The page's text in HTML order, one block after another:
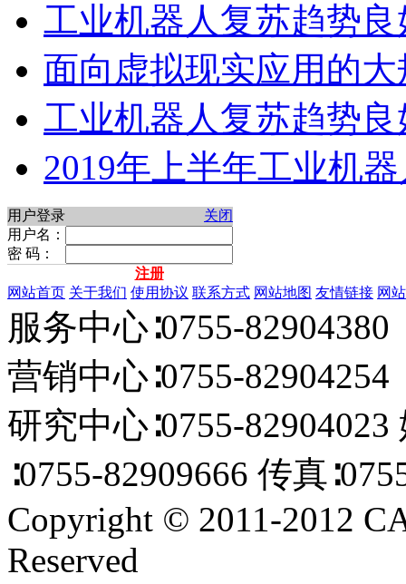
工业机器人复苏趋势
面向虚拟现实应用的
工业机器人复苏趋势
2019年上半年工业机
用户登录
关闭
用户名：
密 码：
注册
网站首页 关于我们 使用协议 联系方式 网站地图 友情链接 网
服务中心∶0755-
营销中心∶0755-
研究中心∶0755-
∶0755-82909666 传真
Copyright © 2011-2012
Reserved